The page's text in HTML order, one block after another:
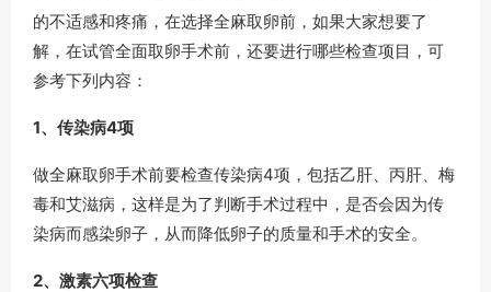
的不适感和疼痛，在选择全麻取卵前，如果大家想要了
解，在试管全面取卵手术前，还要进行哪些检查项目，可
参考下列内容：
1、传染病4项
做全麻取卵手术前要检查传染病4项，包括乙肝、丙肝、梅
毒和艾滋病，这样是为了判断手术过程中，是否会因为传
染病而感染卵子，从而降低卵子的质量和手术的安全。
2、激素六项检查